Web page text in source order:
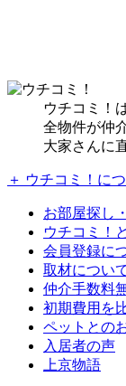
ウチコミ！
全物件が仲
大家さんに
＋ ウチコミ！に
お部屋探し
ウチコミ！
会員登録に
取材につい
仲介手数料
初期費用を
ペットとの
入居者の声
上京物語